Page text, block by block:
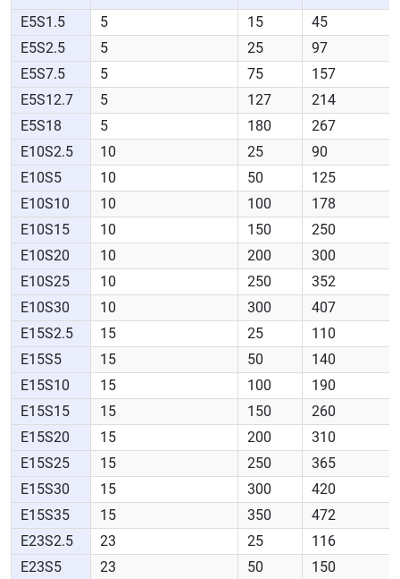
E5S1.5 5 15
45
E5S2.5
5 25
97
E5S7.5
5 75
157
E5S12.7
5 127
214
E5S18
5 180
267
E10S2.5
10 25
90
E10S5
10 50
125
E10S10
10 100
178
E10S15
10 150
250
E10S20
10 200
300
E10S25
10 250
352
E10S30
10 300
407
E15S2.5
15 25
110
E15S5
15 50
140
E15S10
15 100
190
E15S15
15 150
260
E15S20
15 200
310
E15S25
15 250
365
E15S30
15 300
420
E15S35
15 350
472
E23S2.5
23 25
116
E23S5
23 50 150